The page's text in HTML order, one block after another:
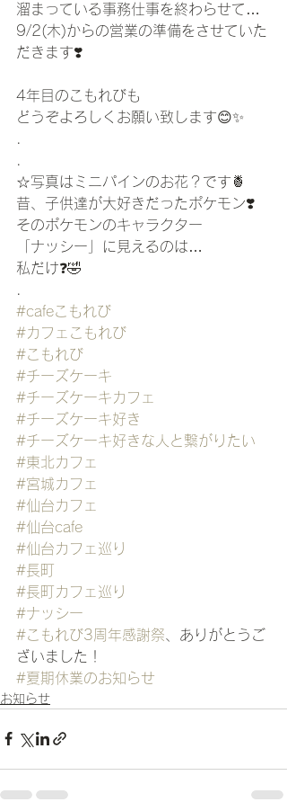
溜まっている事務仕事を終わらせて…
9/2(木)からの営業の準備をさせていた
だきます❣️
4年目のこもれびも
どうぞよろしくお願い致します😊✨
☆写真はミニパインのお花？です🍍
昔、子供達が大好きだったポケモン❣️
そのポケモンのキャラクター
「ナッシー」に見えるのは…
私だけ❓🤣
#cafeこもれび
#カフェこもれび
#こもれび
#チーズケーキ
#チーズケーキカフェ
#チーズケーキ好き
#チーズケーキ好きな人と繋がりたい
#東北カフェ
#宮城カフェ
#仙台カフェ
#仙台cafe
#仙台カフェ巡り
#長町
#長町カフェ巡り
#ナッシー
#こもれび3周年感謝祭 、ありがとうご
ざいました！
#夏期休業のお知らせ
お知らせ